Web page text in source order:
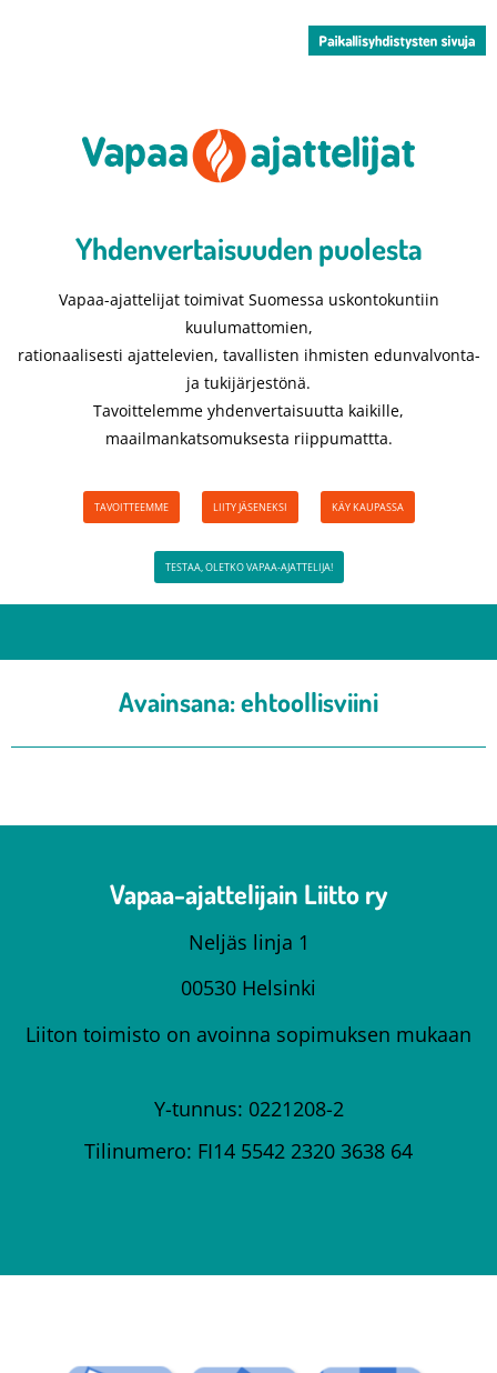
Yhdenvertaisuuden puolesta​
Vapaa-ajattelijat toimivat Suomessa uskontokuntiin
kuulumattomien,
rationaalisesti ajattelevien, tavallisten ihmisten edunvalvonta-
ja tukijärjestönä.
Tavoittelemme yhdenvertaisuutta kaikille,
maailmankatsomuksesta riippumattta.
TAVOITTEEMME LIITY JÄSENEKSI KÄY KAUPASSA
TESTAA, OLETKO VAPAA-AJATTELIJA!
Avainsana:ehtoollisviini
Vapaa-ajattelijain Liitto ry
Neljäs linja 1
00530 Helsinki
Liiton toimisto on avoinna sopimuksen mukaan
Y-tunnus: 0221208-2
Tilinumero: FI14 5542 2320 3638 64